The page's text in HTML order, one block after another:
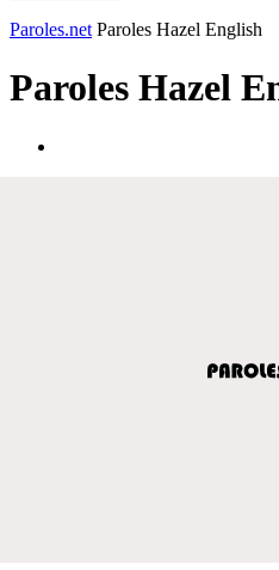
Paroles.net Paroles Hazel English
Paroles Hazel